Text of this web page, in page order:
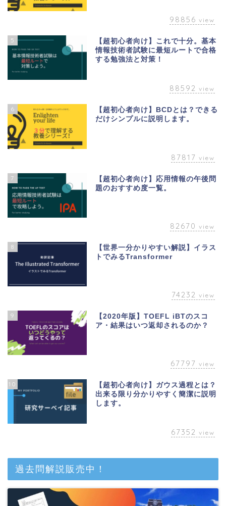
98856 view
5
【超初心者向け】これで十分。基本
情報技術者試験に最短ルートで合格
する勉強法と対策！
88592 view
6
【超初心者向け】BCDとは？できる
だけシンプルに説明します。
87817 view
7
【超初心者向け】応用情報の午後問
題のおすすめ度一覧。
82670 view
8
【世界一分かりやすい解説】イラス
トでみるTransformer
74232 view
9
【2020年版】TOEFL iBTのスコ
ア・結果はいつ返却されるのか？
67797 view
10
【超初心者向け】ガウス過程とは？
出来る限り分かりやすく簡潔に説明
します。
67352 view
過去問解説販売中！
英語